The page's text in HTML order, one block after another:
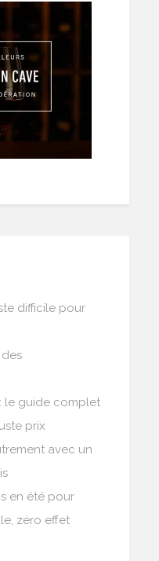
difficile pour
le guide complet
prix
avec un
en été pour
zéro effet